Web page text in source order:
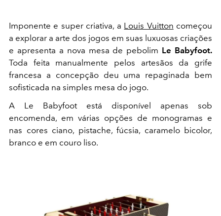
Imponente e super criativa, a Louis Vuitton começou
a explorar a arte dos jogos em suas luxuosas criações
e apresenta a nova mesa de pebolim Le Babyfoot.
Toda feita manualmente pelos artesãos da grife
francesa a concepção deu uma repaginada bem
sofisticada na simples mesa do jogo.
A Le Babyfoot está disponível apenas sob
encomenda, em várias opções de monogramas e
nas cores ciano, pistache, fúcsia, caramelo bicolor,
branco e em couro liso.